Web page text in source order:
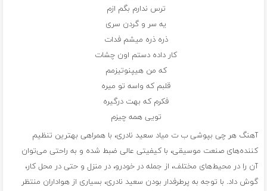
ترس ندارم بگم ازم
یه سر و گردن سری
ذره ذره میشم فدات
کار داده دستم اون چشات
که من هیپنوتیزمم
قلبم که واسه تو میره
فکرم که بهت درگیره
تویی همه چیزم
آهنگ هر چی بپوشی ب ت میاد سعید نادری، با همراهی بهترین تنظیم
کننده‌های صنعت موسیقی، با کیفیتی عالی ضبط شده و به راحتی می‌توان
آن را در محیط‌های مختلف، از جمله در خودرو، در منزل و حتی در محل کار،
گوش داد. با توجه به پرطرفدار بودن سعید نادری، بسیاری از هواداران منتظر